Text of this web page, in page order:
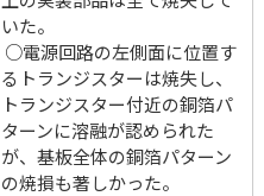
いた。
るトランジスターは焼失し、
トランジスター付近の銅箔パ
ターンに溶融が認められた
が、基板全体の銅箔パターン
の焼損も著しかった。